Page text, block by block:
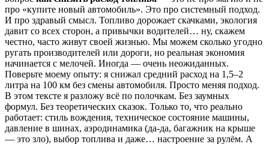
про «купите новый автомобиль». Это про системный подход.
И про здравый смысл. Топливо дорожает скачками, экология
давит со всех сторон, а привычки водителей… ну, скажем
честно, часто живут своей жизнью. Мы можем сколько угодно
ругать производителей или дороги, но реальная экономия
начинается с мелочей. Иногда — очень неожиданных.
Поверьте моему опыту: я снижал средний расход на 1,5–2
литра на 100 км без смены автомобиля. Просто меняя подход.
В этом тексте я разложу всё по полочкам. Без заумных
формул. Без теоретических сказок. Только то, что реально
работает: стиль вождения, техническое состояние машины,
давление в шинах, аэродинамика (да-да, багажник на крыше
— это зло), выбор топлива и даже… настроение за рулём. А